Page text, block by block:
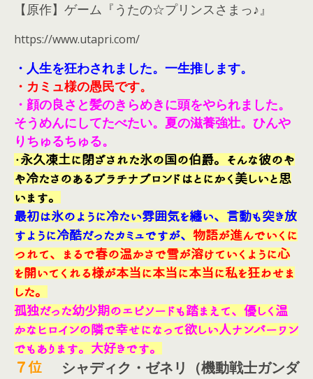
【原作】ゲーム『うたの☆プリンスさまっ♪』
https://www.utapri.com/
・人生を狂わされました。一生推します。
・カミュ様の愚民です。
・顔の良さと髪のきらめきに頭をやられました。
そうめんにしてたべたい。夏の滋養強壮。ひんや
りちゅるちゅる。
・永久凍土に閉ざされた氷の国の伯爵。そんな彼のや
や冷たさのあるプラチナブロンドはとにかく美しいと思
います。
最初は氷のように冷たい雰囲気を纏い、言動も突き放
すように冷酷だったカミュですが、 物語が進んでいくに
つれて、まるで春の温かさで雪が溶けていくように心
を開いてくれる様が本当に本当に本当に私を狂わせま
した。
孤独だった幼少期のエピソードも踏まえて、優しく温
かなヒロインの隣で幸せになって欲しい人ナンバーワン
でもあります。大好きです。
７ 位 シャディク・ゼネリ（機動戦士ガンダ